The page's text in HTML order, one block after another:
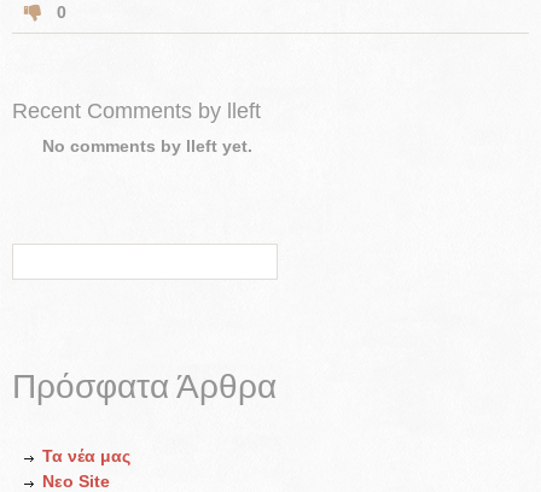
0
Recent Comments by lleft
No comments by lleft yet.
Πρόσφατα Άρθρα
Τα νέα μας
Νεο Site